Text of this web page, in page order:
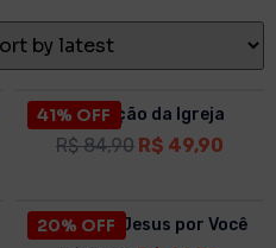
41% OFF
A Nutrição da Igreja
R$84,90 R$ 49,90
20% OFF
O Amor de Jesus por Você